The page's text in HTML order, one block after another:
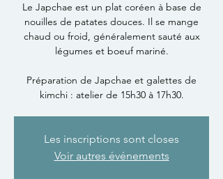
Le Japchae est un plat coréen à base de
nouilles de patates douces. Il se mange
chaud ou froid, généralement sauté aux
légumes et boeuf mariné.
Préparation de Japchae et galettes de
kimchi : atelier de 15h30 à 17h30.
Les inscriptions sont closes
Voir autres événements